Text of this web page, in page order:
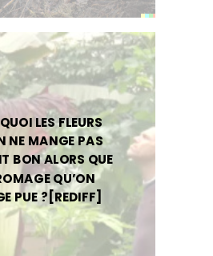
LES FLEURS
NE MANGE PAS
BON ALORS QUE
QU’ON
PUE ?[REDIFF]